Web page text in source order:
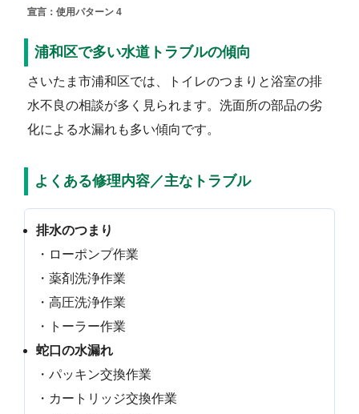
宣言：使用パターン 4
浦和区で多い水道トラブルの傾向
さいたま市浦和区では、トイレのつまりと浴室の排
水不良の相談が多く見られます。洗面所の部品の劣
化による水漏れも多い傾向です。
よくある修理内容／主なトラブル
排水のつまり
・ローポンプ作業
・薬剤洗浄作業
・高圧洗浄作業
・トーラー作業
蛇口の水漏れ
・パッキン交換作業
・カートリッジ交換作業